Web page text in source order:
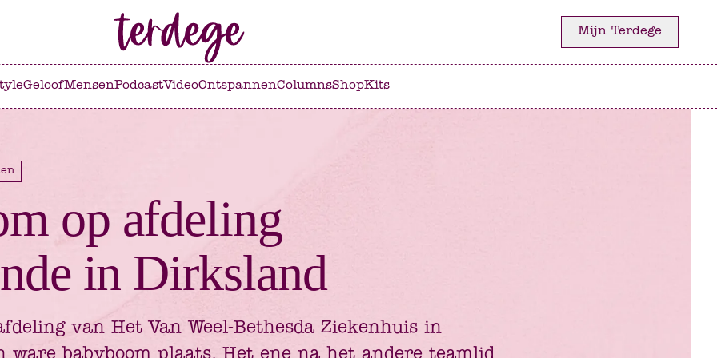
Mijn Terdege
GeloofMensenPodcastVideoOntspannenColumnsShopKits
op afdeling
in Dirksland
van Het Van Weel-Bethesda Ziekenhuis in